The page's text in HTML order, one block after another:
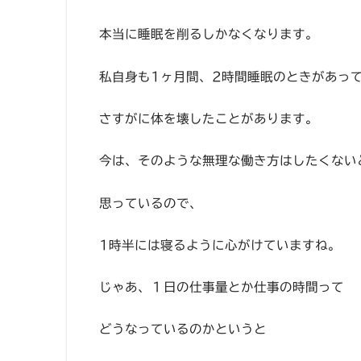
本当に睡眠を削るしかなくなります。
私自身も1ヶ月間、2時間睡眠のときがあっ
さすがに体を壊したことがあります。
今は、そのような無理な働き方はしたくない
思っているので、
1時半には寝るように心がけていますね。
じゃあ、１日の仕事量とか仕事の時間って
どうなっているのかというと